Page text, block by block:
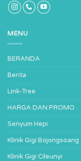
MENU
BERANDA
Berita
Link-Tree
HARGA DAN PROMO
Senyum Hepi
Klinik Gigi Bojongsoang
Klinik Gigi Cileunyi